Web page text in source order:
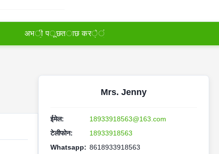
अभी पूछताछ करें
Mrs. Jenny
ईमेल:
18933918563@163.com
टेलीफोन:
18933918563
Whatsapp: 8618933918563